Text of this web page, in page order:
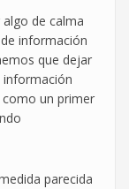
de calma
información
que dejar
un primer
parecida